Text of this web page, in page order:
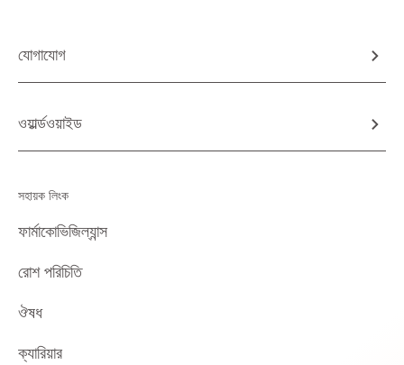
যোগাযোগ
ওয়ার্ল্ডওয়াইড
সহায়ক লিংক
ফার্মাকোভিজিল্যান্স
রোশ পরিচিতি
ঔষধ
ক্যারিয়ার